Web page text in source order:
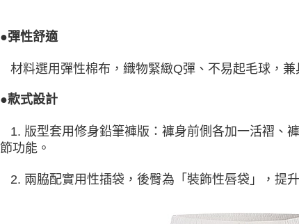
●彈性舒適
材料選用彈性棉布，織物緊緻Q彈、不易起毛球，兼
●款式設計
1. 版型套用修身鉛筆褲版：褲身前側各加一活褶、
節功能。
2. 兩脇配實用性插袋，後臀為「裝飾性唇袋」，提